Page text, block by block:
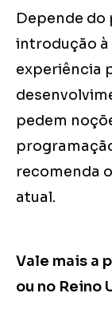
Depende do
introdução à
experiência
pedem
recomenda
atual.
Vale mais a
ou no Reino